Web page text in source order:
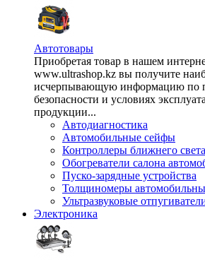
Автотовары
Приобретая товар в нашем
www.ultrashop.kz вы получите
исчерпывающую информацию по
безопасности и условиях
продукции...
Автодиагностика
Автомобильные сейфы
Контроллеры ближнего света
Обогреватели салона
Пуско-зарядные устройства
Толщиномеры
Ультразвуковые
Электроника